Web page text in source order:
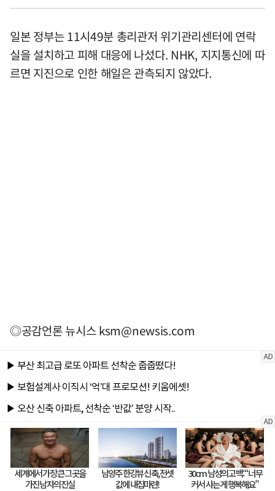
일본 정부는 11시49분 총리관저 위기관리센터에 연락
실을 설치하고 피해 대응에 나섰다. NHK, 지지통신에 따
르면 지진으로 인한 해일은 관측되지 않았다.
◎공감언론 뉴시스ksm@newsis.com